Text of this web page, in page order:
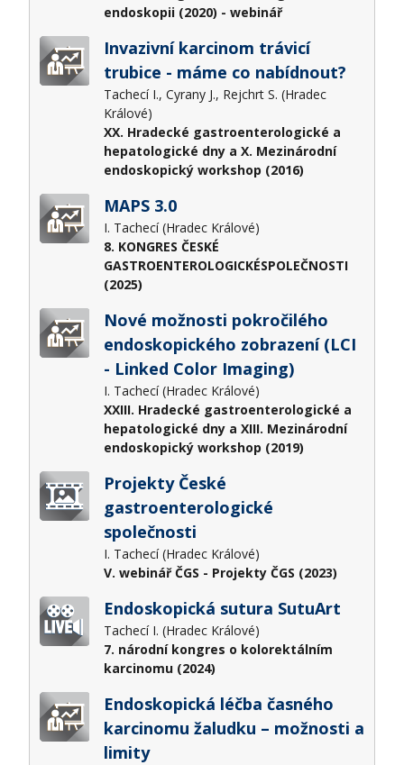
endoskopii (2020) - webinář
Invazivní karcinom trávicí
trubice - máme co nabídnout?
Tachecí I., Cyrany J., Rejchrt S. (Hradec
Králové)
XX. Hradecké gastroenterologické a
hepatologické dny a X. Mezinárodní
endoskopický workshop (2016)
MAPS 3.0
I. Tachecí (Hradec Králové)
8. KONGRES ČESKÉ
GASTROENTEROLOGICKÉSPOLEČNOSTI
(2025)
Nové možnosti pokročilého
endoskopického zobrazení (LCI
- Linked Color Imaging)
I. Tachecí (Hradec Králové)
XXIII. Hradecké gastroenterologické a
hepatologické dny a XIII. Mezinárodní
endoskopický workshop (2019)
Projekty České
gastroenterologické
společnosti
I. Tachecí (Hradec Králové)
V. webinář ČGS - Projekty ČGS (2023)
Endoskopická sutura SutuArt
Tachecí I. (Hradec Králové)
7. národní kongres o kolorektálním
karcinomu (2024)
Endoskopická léčba časného
karcinomu žaludku – možnosti a
limity